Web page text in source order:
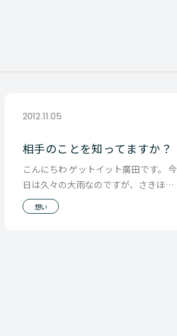
2012.11.05
相手のことを知ってますか？
こんにちわ ゲットイット廣田です。 今
日は久々の大雨なのですが、さきほど
滑って転びました。 何年かぶりにで
す。 見てい
想い